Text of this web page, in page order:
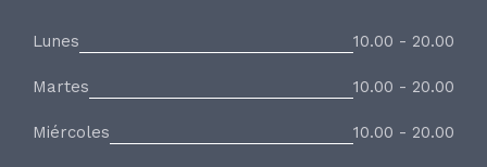
Lunes 10.00 - 20.00
Martes 10.00 - 20.00
Miércoles 10.00 - 20.00